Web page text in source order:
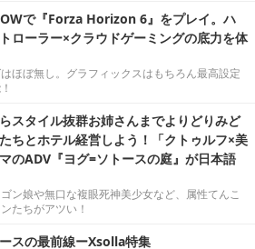
で『Forza Horizon 6』をプレイ。ハ
ローラー×クラウドゲーミングの底力を体
ほぼ無し。グラフィックスはもちろん最高設定
スタイル抜群お姉さんまでよりどりみど
ちとホテル経営しよう！「クトゥルフ×美
のADV『ヨグ=ソトースの庭』が日本語
ン娘や無口な複眼死神美少女など、属性てんこ
たちがアツい！
スの最前線ーXsolla特集